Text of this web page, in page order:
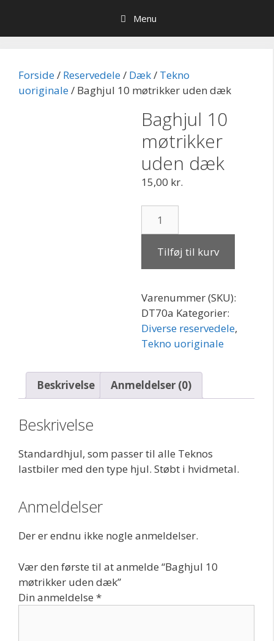
indhold
Menu
Forside/ Reservedele/ Dæk/ Tekno
uoriginale/ Baghjul 10 møtrikker uden dæk
Baghjul 10
møtrikker
uden dæk
15,00 kr.
uden
dæk
Tilføj til kurv
Varenummer (SKU):
DT70a Kategorier:
Diverse reservedele,
Tekno uoriginale
Beskrivelse Anmeldelser (0)
Beskrivelse
Standardhjul, som passer til alle Teknos
lastbiler med den type hjul. Støbt i hvidmetal.
Anmeldelser
Der er endnu ikke nogle anmeldelser.
Vær den første til at anmelde “Baghjul 10
møtrikker uden dæk”
Din anmeldelse *